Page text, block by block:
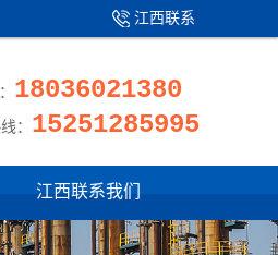
江西联系
18036021380
： 15251285995
江西联系我们